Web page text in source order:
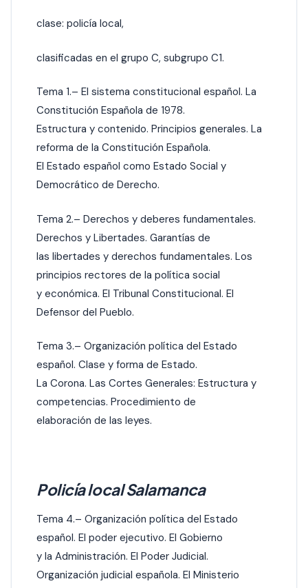
clase: policía local,
clasificadas en el grupo C, subgrupo C1.
Tema 1.– El sistema constitucional español. La
Constitución Española de 1978.
Estructura y contenido. Principios generales. La
reforma de la Constitución Española.
El Estado español como Estado Social y
Democrático de Derecho.
Tema 2.– Derechos y deberes fundamentales.
Derechos y Libertades. Garantías de
las libertades y derechos fundamentales. Los
principios rectores de la política social
y económica. El Tribunal Constitucional. El
Defensor del Pueblo.
Tema 3.– Organización política del Estado
español. Clase y forma de Estado.
La Corona. Las Cortes Generales: Estructura y
competencias. Procedimiento de
elaboración de las leyes.
Policía local Salamanca
Tema 4.– Organización política del Estado
español. El poder ejecutivo. El Gobierno
y la Administración. El Poder Judicial.
Organización judicial española. El Ministerio